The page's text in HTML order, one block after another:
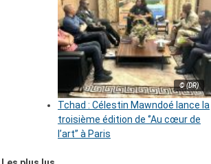
© (DR)
Tchad : Célestin Mawndoé lance la
troisième édition de ‘’Au cœur de
l’art’’ à Paris